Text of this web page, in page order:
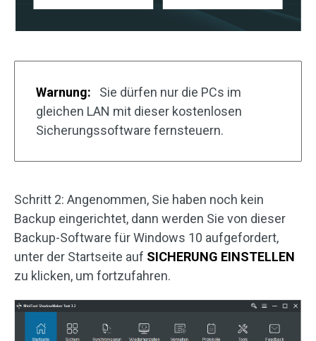
Warnung:
Sie dürfen nur die PCs im
gleichen LAN mit dieser kostenlosen
Sicherungssoftware fernsteuern.
Schritt 2: Angenommen, Sie haben noch kein
Backup eingerichtet, dann werden Sie von dieser
Backup-Software für Windows 10 aufgefordert,
unter der Startseite auf SICHERUNG EINSTELLEN
zu klicken, um fortzufahren.